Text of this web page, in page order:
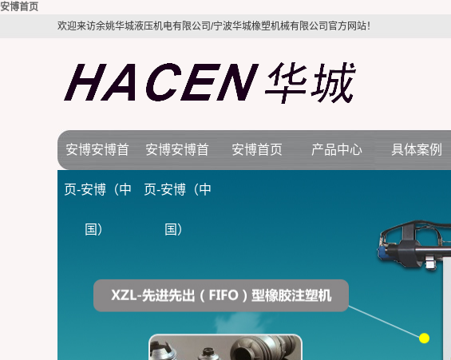
安博首页
欢迎来访余姚华城液压机电有限公司/宁波华城橡塑机械有限公司官方网站！
安博安博首
页-安博（中
国）
安博安博首
页-安博（中
国）
公司简介
安博首页 产品中心
拉伸机
具体案例
电力配件行业
空调电机行业
各种减震件行业